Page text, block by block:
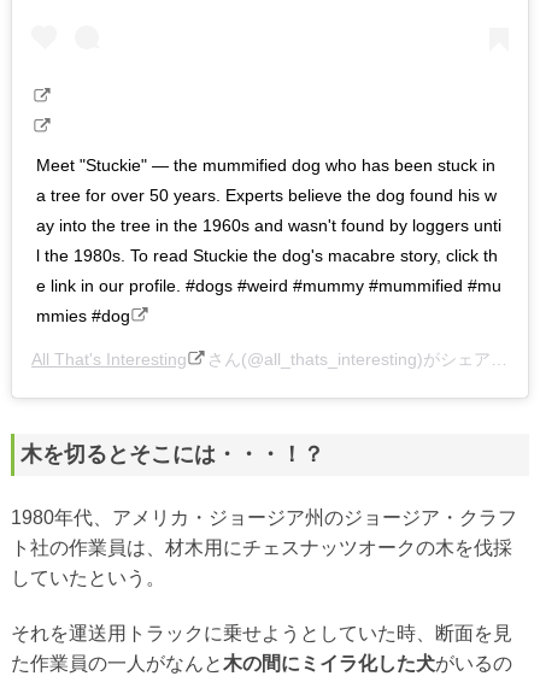
Meet "Stuckie" — the mummified dog who has been stuck in
a tree for over 50 years. Experts believe the dog found his w
ay into the tree in the 1960s and wasn't found by loggers unti
l the 1980s. To read Stuckie the dog's macabre story, click th
e link in our profile. #dogs #weird #mummy #mummified #mu
mmies #dog
All That's Interesting さん(@all_thats_interesting)がシェアした投稿 –
木を切るとそこには・・・！？
1980年代、アメリカ・ジョージア州のジョージア・クラフ
ト社の作業員は、材木用にチェスナッツオークの木を伐採
していたという。
それを運送用トラックに乗せようとしていた時、断面を見
た作業員の一人がなんと木の間にミイラ化した犬がいるの